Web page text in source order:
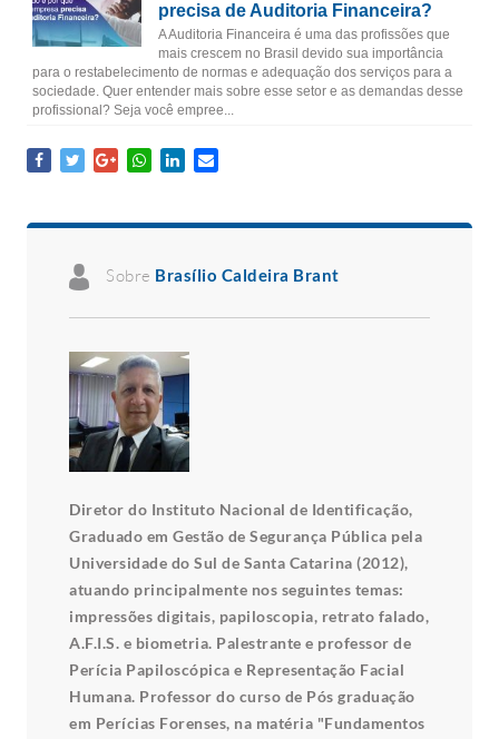
precisa de Auditoria Financeira?
A Auditoria Financeira é uma das profissões que
mais crescem no Brasil devido sua importância
para o restabelecimento de normas e adequação dos serviços para a
sociedade. Quer entender mais sobre esse setor e as demandas desse
profissional? Seja você empree...
Sobre Brasílio Caldeira Brant
Diretor do Instituto Nacional de Identificação,
Graduado em Gestão de Segurança Pública pela
Universidade do Sul de Santa Catarina (2012),
atuando principalmente nos seguintes temas:
impressões digitais, papiloscopia, retrato falado,
A.F.I.S. e biometria. Palestrante e professor de
Perícia Papiloscópica e Representação Facial
Humana. Professor do curso de Pós graduação
em Perícias Forenses, na matéria "Fundamentos